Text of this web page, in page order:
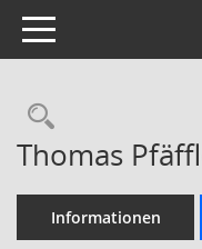
Toggle navigation
Thomas
Informationen